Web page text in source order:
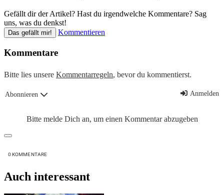
Gefällt dir der Artikel? Hast du irgendwelche Kommentare? Sag
uns, was du denkst!
Das gefällt mir! Kommentieren
Kommentare
Bitte lies unsere Kommentarregeln, bevor du kommentierst.
Abonnieren Anmelden
Bitte melde Dich an, um einen Kommentar abzugeben
0 KOMMENTARE
Auch interessant